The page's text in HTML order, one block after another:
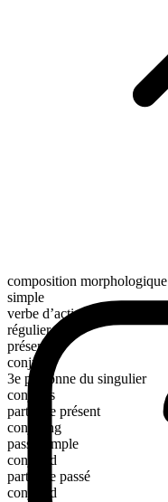
composition morphologique
simple
verbe d’action
régulier
présent
conjure
3e personne du singulier
conjures
participe présent
conjuring
passé simple
conjured
participe passé
conjured